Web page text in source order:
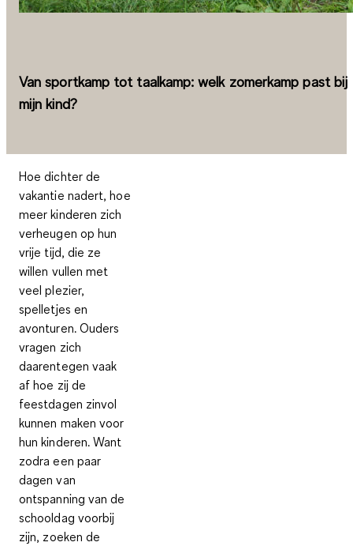
Van sportkamp tot taalkamp: welk zomerkamp past bij
mijn kind?
Hoe dichter de
vakantie nadert, hoe
meer kinderen zich
verheugen op hun
vrije tijd, die ze
willen vullen met
veel plezier,
spelletjes en
avonturen. Ouders
vragen zich
daarentegen vaak
af hoe zij de
feestdagen zinvol
kunnen maken voor
hun kinderen. Want
zodra een paar
dagen van
ontspanning van de
schooldag voorbij
zijn, zoeken de